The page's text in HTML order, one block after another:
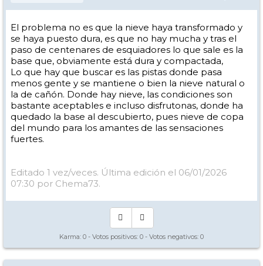
El problema no es que la nieve haya transformado y
se haya puesto dura, es que no hay mucha y tras el
paso de centenares de esquiadores lo que sale es la
base que, obviamente está dura y compactada,
Lo que hay que buscar es las pistas donde pasa
menos gente y se mantiene o bien la nieve natural o
la de cañón. Donde hay nieve, las condiciones son
bastante aceptables e incluso disfrutonas, donde ha
quedado la base al descubierto, pues nieve de copa
del mundo para los amantes de las sensaciones
fuertes.
Editado 1 vez/veces. Última edición el 06/01/2026
07:30 por Chema73.
Karma: 0 - Votos positivos: 0 - Votos negativos: 0